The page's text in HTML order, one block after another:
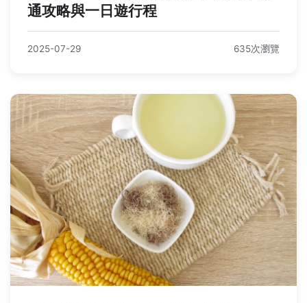
通攻略與一日遊行程
2025-07-29 635次瀏覽